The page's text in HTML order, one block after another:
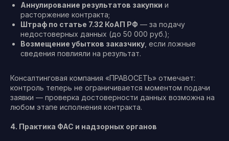
Аннулирование результатов закупки и
расторжение контракта;
Штраф по статье 7.32 КоАП РФ — за подачу
недостоверных данных (до 50 000 руб.);
Возмещение убытков заказчику , если ложные
сведения повлияли на результат.
Консалтинговая компания «ПРАВОСЕТЬ» отмечает:
контроль теперь не ограничивается моментом подачи
заявки — проверка достоверности данных возможна на
любом этапе исполнения контракта.
4. Практика ФАС и надзорных органов